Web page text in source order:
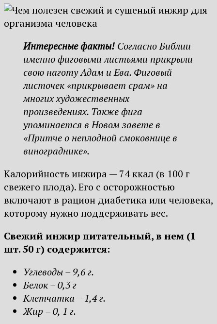
Интересные факты! Согласно Библии
именно фиговыми листьями прикрыли
свою наготу Адам и Ева. Фиговый
листочек «прикрывает срам» на
многих художественных
произведениях. Также фига
упоминается в Новом завете в
«Притче о неплодной смоковнице в
винограднике».
Калорийность инжира — 74 ккал (в 100 г
свежего плода). Его с осторожностью
включают в рацион диабетика или человека,
которому нужно поддерживать вес.
Свежий инжир питательный, в нем (1
шт. 50 г) содержится:
Углеводы – 9,6 г.
Белок – 0,3 г
Клетчатка – 1,4 г.
Жир – 0, 1 г.